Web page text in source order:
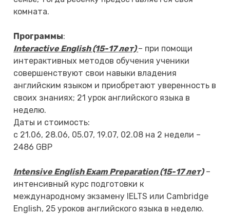
комната.
Программы:
Interactive English (15-17 лет)– при помощи
интерактивных методов обучения ученики
совершенствуют свои навыки владения
английским языком и приобретают уверенность в
своих знаниях; 21 урок английского языка в
неделю.
Даты и стоимость:
с 21.06, 28.06, 05.07, 19.07, 02.08 на 2 недели –
2486 GBP
Intensive English Exam Preparation (15-17 лет)–
интенсивный курс подготовки к
международному экзамену IELTS или Cambridge
English, 25 уроков английского языка в неделю.